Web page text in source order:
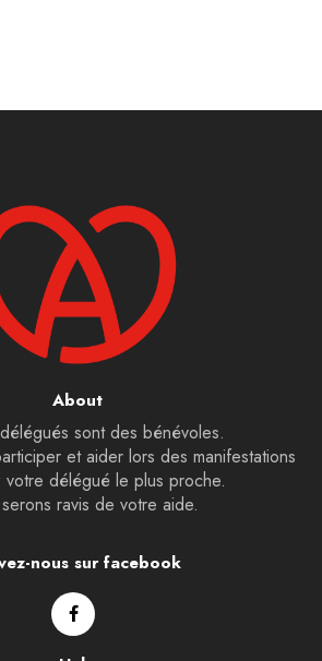
About
sont des bénévoles.
et aider lors des manifestations
votre délégué le plus proche.
ravis de votre aide.
nous sur facebook